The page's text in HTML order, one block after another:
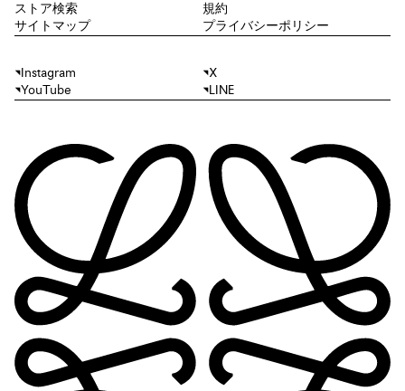
ストア検索
サイトマップ
規約
プライバシーポリシー
Instagram
X
YouTube
LINE